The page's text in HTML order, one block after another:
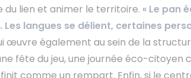
du lien et animer le territoire. « Le pan
langues se délient, certaines
œuvre également au sein de la
fête du jeu, une journée éco-